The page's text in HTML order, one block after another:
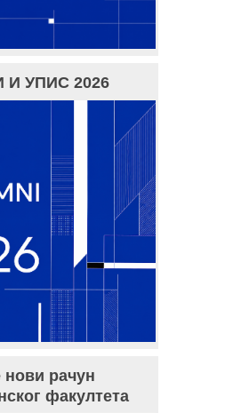
УПИС 2026
нови рачун
факултета